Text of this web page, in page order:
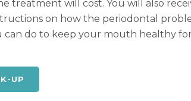
treatment will cost. You will also
on how the periodontal
can do to keep your mouth healthy
UP